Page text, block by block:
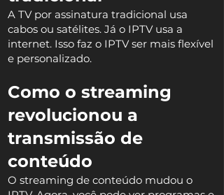
A TV por assinatura tradicional usa
cabos ou satélites. Já o IPTV usa a
internet. Isso faz o IPTV ser mais flexível
e personalizado.
Como o streaming
revolucionou a
transmissão de
conteúdo
O streaming de conteúdo mudou o